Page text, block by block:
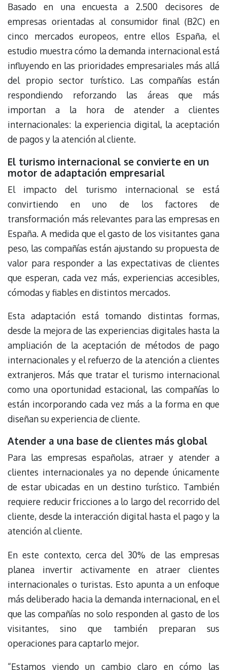
Basado en una encuesta a 2.500 decisores de
empresas orientadas al consumidor final (B2C) en
cinco mercados europeos, entre ellos España, el
estudio muestra cómo la demanda internacional está
influyendo en las prioridades empresariales más allá
del propio sector turístico. Las compañías están
respondiendo reforzando las áreas que más
importan a la hora de atender a clientes
internacionales: la experiencia digital, la aceptación
de pagos y la atención al cliente.
El turismo internacional se convierte en un
motor de adaptación empresarial
El impacto del turismo internacional se está
convirtiendo en uno de los factores de
transformación más relevantes para las empresas en
España. A medida que el gasto de los visitantes gana
peso, las compañías están ajustando su propuesta de
valor para responder a las expectativas de clientes
que esperan, cada vez más, experiencias accesibles,
cómodas y fiables en distintos mercados.
Esta adaptación está tomando distintas formas,
desde la mejora de las experiencias digitales hasta la
ampliación de la aceptación de métodos de pago
internacionales y el refuerzo de la atención a clientes
extranjeros. Más que tratar el turismo internacional
como una oportunidad estacional, las compañías lo
están incorporando cada vez más a la forma en que
diseñan su experiencia de cliente.
Atender a una base de clientes más global
Para las empresas españolas, atraer y atender a
clientes internacionales ya no depende únicamente
de estar ubicadas en un destino turístico. También
requiere reducir fricciones a lo largo del recorrido del
cliente, desde la interacción digital hasta el pago y la
atención al cliente.
En este contexto, cerca del 30% de las empresas
planea invertir activamente en atraer clientes
internacionales o turistas. Esto apunta a un enfoque
más deliberado hacia la demanda internacional, en el
que las compañías no solo responden al gasto de los
visitantes, sino que también preparan sus
operaciones para captarlo mejor.
“Estamos viendo un cambio claro en cómo las